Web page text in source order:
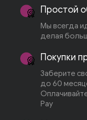
Простой
Мы всегда
делая
Покупки
Заберите
до 60
Pay